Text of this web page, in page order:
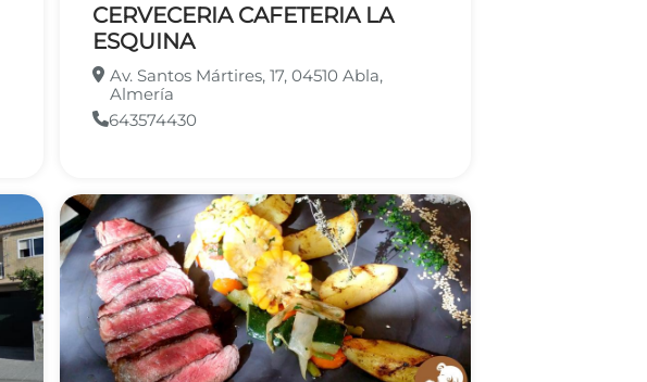
CERVECERIA CAFETERIA LA
ESQUINA
Av. Santos Mártires, 17, 04510 Abla,
Almería
643574430